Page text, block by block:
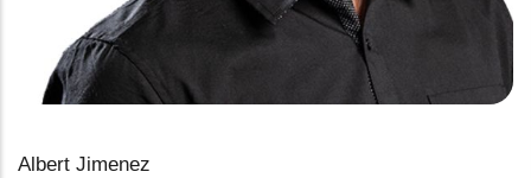
Albert Jimenez